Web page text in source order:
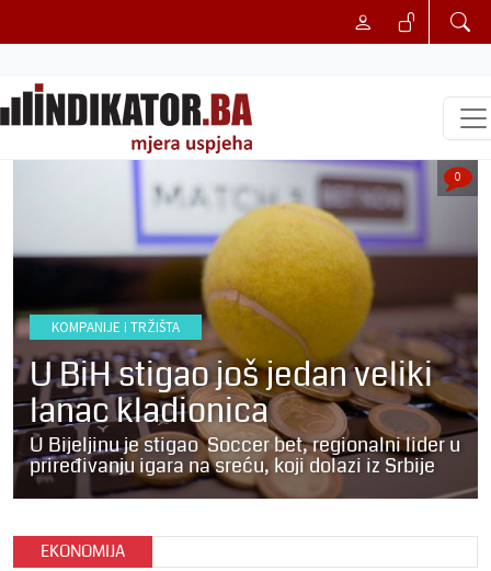
KOMPANIJE I TRŽIŠTA
U BiH stigao još jedan veliki
lanac kladionica
U Bijeljinu je stigao Soccer bet, regionalni lider u
priređivanju igara na sreću, koji dolazi iz Srbije
0
EKONOMIJA